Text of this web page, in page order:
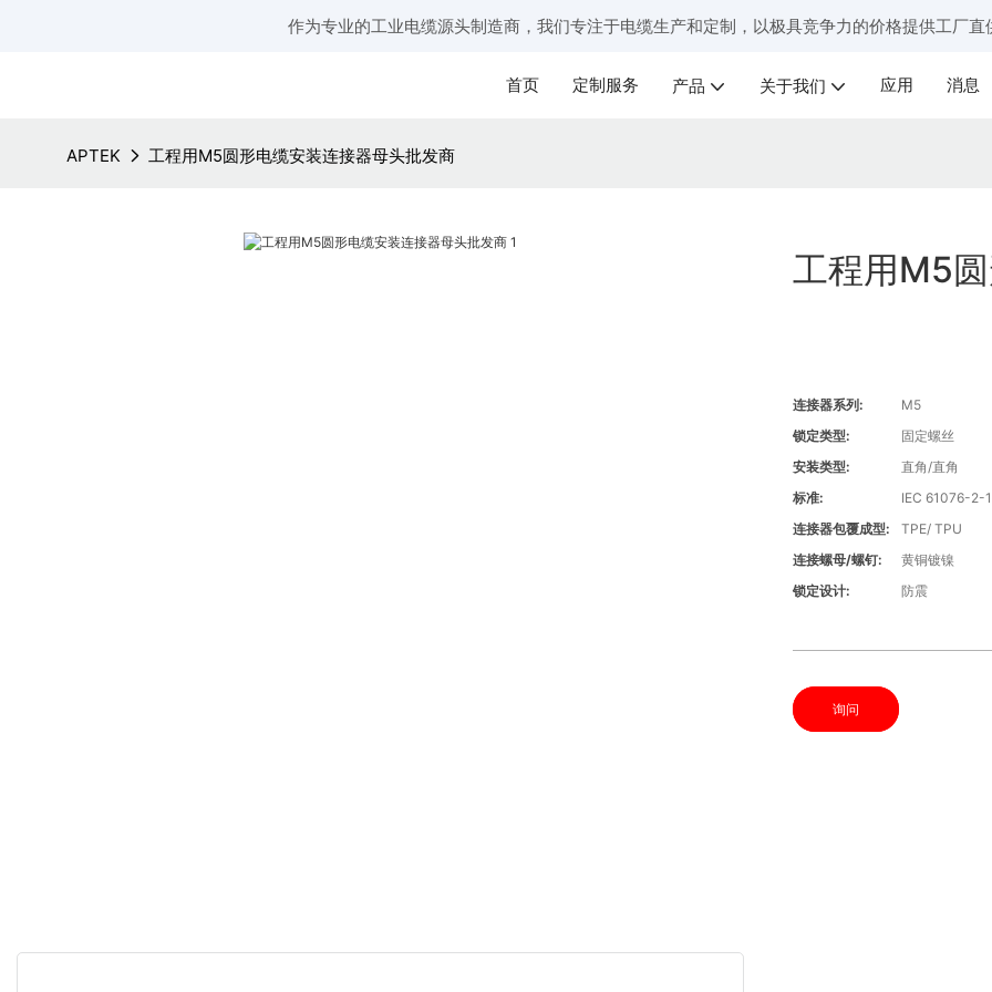
作为专业的工业电缆源头制造商，我们专注于电缆生产和定制，以极具竞争力的价格提供工厂
首页 定制服务 产品 关于我们 应用 消息
APTEK 工程用M5圆形电缆安装连接器母头批发商
工程用M5
连接器系列:
M5
锁定类型:
固定螺丝
安装类型:
直角/直角
标准:
IEC 61076-2-
连接器包覆成型:
TPE/ TPU
连接螺母/螺钉:
黄铜镀镍
锁定设计:
防震
询问